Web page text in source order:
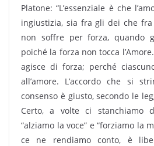
Platone: “L’essenziale è che
ingiustizia, sia fra gli dei che
non soffre per forza, quando
poiché la forza non tocca
agisce di forza; perché
all’amore. L’accordo che si
consenso è giusto, secondo le
Certo, a volte ci stanchiamo
“alziamo la voce” e “forziamo la
ce ne rendiamo conto, è